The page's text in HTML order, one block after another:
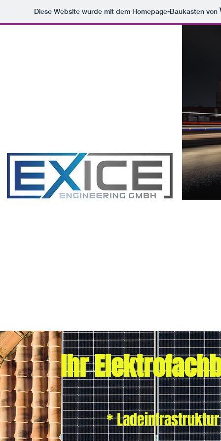
Diese Website wurde mit dem Homepage-Baukasten von
Ihr
* Ladeinfrastruktur für